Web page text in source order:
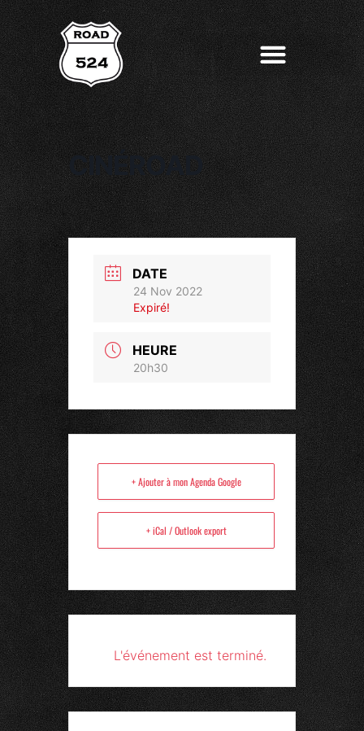
CINÉROAD
DATE
24 Nov 2022
Expiré!
HEURE
20h30
+ Ajouter à mon Agenda Google
+ iCal / Outlook export
L'événement est terminé.